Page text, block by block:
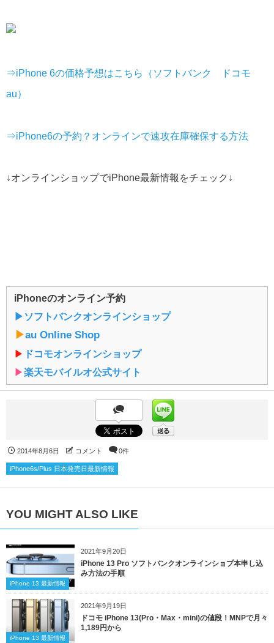
⇒iPhone 6の価格予想はこちら（ソフトバンク ドコモ
au）
⇒iPhone6の予約？オンラインで速攻在庫確保する方法
↓オンラインショップでiPhone最新情報をチェック↓
iPhoneのオンライン予約
▶︎ソフトバンクオンラインショップ
▶︎au Online Shop
▶︎ ドコモオンラインショップ
▶︎楽天モバイルオ公式サイト
2014年8月6日 コメント 0件
iPhone6s/Plus 日本発売日最新情報
YOU MIGHT ALSO LIKE
2021年9月20日
iPhone 13 最新情報
iPhone 13 Pro ソフトバンクオンラインショプ本申し込
み方法の手順
2021年9月19日
iPhone 13 最新情報
ドコモ iPhone 13(Pro・Max・mini)の値段！MNPで月々
1,189円から